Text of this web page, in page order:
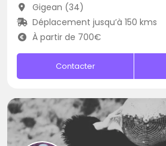
Gigean (34)
Déplacement jusqu’à 150 kms
À partir de 700€
Contacter